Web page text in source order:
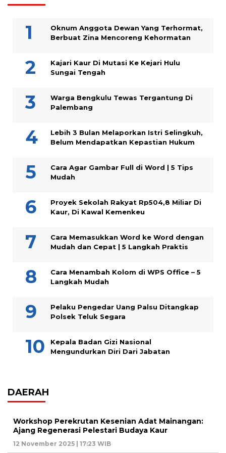
Oknum Anggota Dewan Yang Terhormat,
Berbuat Zina Mencoreng Kehormatan
Kajari Kaur Di Mutasi Ke Kejari Hulu
Sungai Tengah
Warga Bengkulu Tewas Tergantung Di
Palembang
Lebih 3 Bulan Melaporkan Istri Selingkuh,
Belum Mendapatkan Kepastian Hukum
Cara Agar Gambar Full di Word | 5 Tips
Mudah
Proyek Sekolah Rakyat Rp504,8 Miliar Di
Kaur, Di Kawal Kemenkeu
Cara Memasukkan Word ke Word dengan
Mudah dan Cepat | 5 Langkah Praktis
Cara Menambah Kolom di WPS Office – 5
Langkah Mudah
Pelaku Pengedar Uang Palsu Ditangkap
Polsek Teluk Segara
Kepala Badan Gizi Nasional
Mengundurkan Diri Dari Jabatan
DAERAH
Workshop Perekrutan Kesenian Adat Mainangan:
Ajang Regenerasi Pelestari Budaya Kaur
12 November 2025 | 17:23 WIB